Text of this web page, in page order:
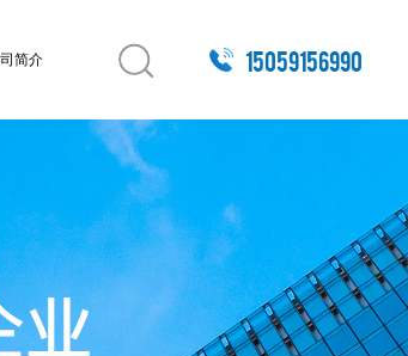
15059156990
简介